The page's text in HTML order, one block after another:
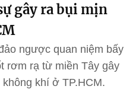
gây ra bụi mịn
ngược quan niệm bấy
rơm rạ từ miền Tây gây
khí ở TP.HCM.